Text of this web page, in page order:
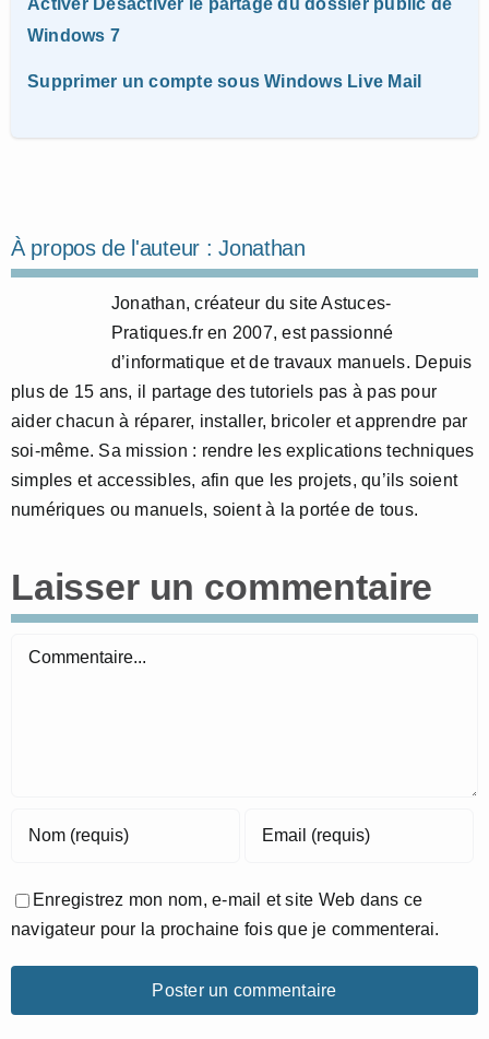
Activer Désactiver le partage du dossier public de
Windows 7
Supprimer un compte sous Windows Live Mail
À propos de l'auteur :Jonathan
Jonathan, créateur du site Astuces-
Pratiques.fr en 2007, est passionné
d’informatique et de travaux manuels. Depuis
plus de 15 ans, il partage des tutoriels pas à pas pour
aider chacun à réparer, installer, bricoler et apprendre par
soi-même. Sa mission : rendre les explications techniques
simples et accessibles, afin que les projets, qu’ils soient
numériques ou manuels, soient à la portée de tous.
Laisser un commentaire
Commentaire
Enregistrez mon nom, e-mail et site Web dans ce
navigateur pour la prochaine fois que je commenterai.